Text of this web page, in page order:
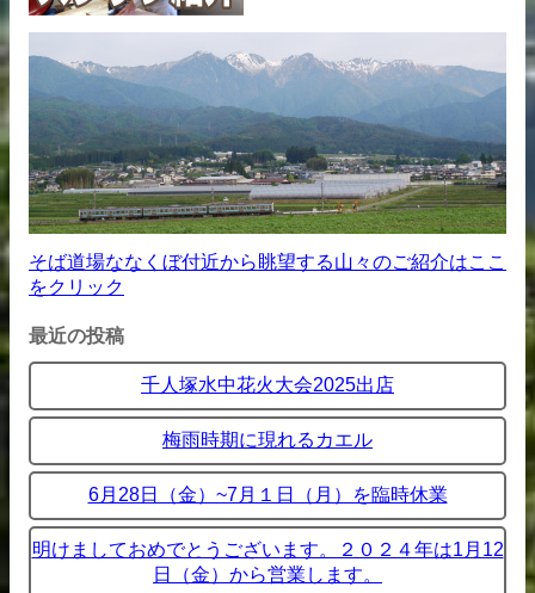
そば道場ななくぼ付近から眺望する山々のご紹介はここ
をクリック
最近の投稿
千人塚水中花火大会2025出店
梅雨時期に現れるカエル
6月28日（金）~7月１日（月）を臨時休業
明けましておめでとうございます。２０２４年は1月12
日（金）から営業します。